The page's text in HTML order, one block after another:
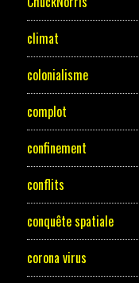
climat
colonialisme
complot
confinement
conflits
conquête spatiale
corona virus